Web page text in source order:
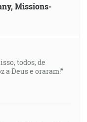
Missions-
todos, de
a Deus e oraram!”